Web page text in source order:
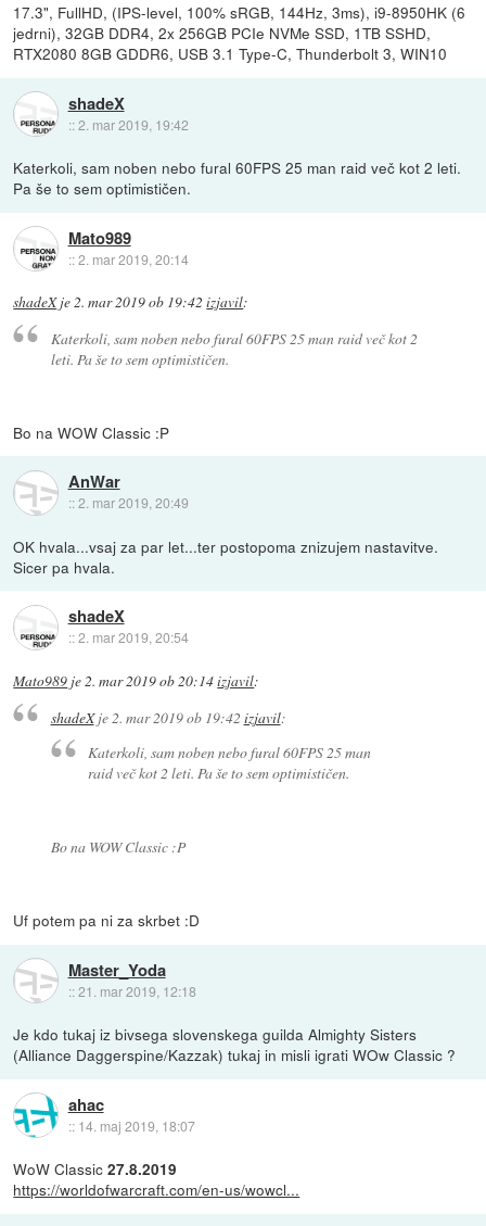
17.3", FullHD, (IPS-level, 100% sRGB, 144Hz, 3ms), i9-8950HK (6
jedrni), 32GB DDR4, 2x 256GB PCIe NVMe SSD, 1TB SSHD,
RTX2080 8GB GDDR6, USB 3.1 Type-C, Thunderbolt 3, WIN10
shadeX
::2. mar 2019, 19:42
Katerkoli, sam noben nebo fural 60FPS 25 man raid več kot 2 leti.
Pa še to sem optimističen.
Mato989
::2. mar 2019, 20:14
shadeXje2. mar 2019 ob 19:42 izjavil:
Katerkoli, sam noben nebo fural 60FPS 25 man raid več kot 2
leti. Pa še to sem optimističen.
Bo na WOW Classic :P
AnWar
::2. mar 2019, 20:49
OK hvala...vsaj za par let...ter postopoma znizujem nastavitve.
Sicer pa hvala.
shadeX
::2. mar 2019, 20:54
Mato989 je2. mar 2019 ob 20:14izjavil:
shadeXje 2. mar 2019 ob 19:42 izjavil:
Katerkoli, sam noben nebo fural 60FPS 25 man
raid več kot 2 leti. Pa še to sem optimističen.
Bo na WOW Classic :P
Uf potem pa ni za skrbet :D
Master_Yoda
::21. mar 2019, 12:18
Je kdo tukaj iz bivsega slovenskega guilda Almighty Sisters
(Alliance Daggerspine/Kazzak) tukaj in misli igrati WOw Classic ?
ahac
:: 14. maj 2019, 18:07
WoW Classic27.8.2019
https://worldofwarcraft.com/en-us/wowcl...